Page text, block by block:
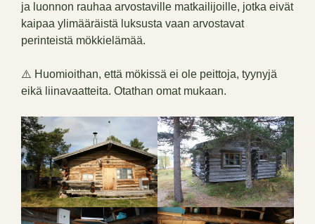
ja luonnon rauhaa arvostaville matkailijoille, jotka eivät
kaipaa ylimääräistä luksusta vaan arvostavat
perinteistä mökkielämää.
⚠️ Huomioithan, että mökissä ei ole peittoja, tyynyjä
eikä liinavaatteita. Otathan omat mukaan.